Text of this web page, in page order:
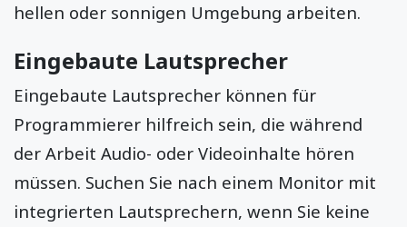
hellen oder sonnigen Umgebung arbeiten.
Eingebaute Lautsprecher
Eingebaute Lautsprecher können für
Programmierer hilfreich sein, die während
der Arbeit Audio- oder Videoinhalte hören
müssen. Suchen Sie nach einem Monitor mit
integrierten Lautsprechern, wenn Sie keine